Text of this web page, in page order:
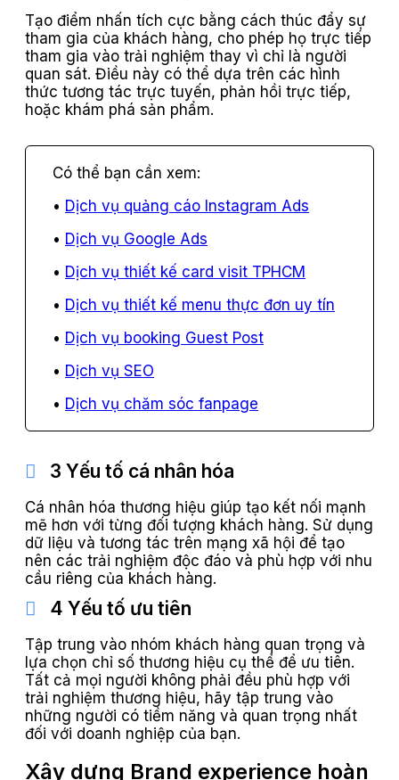
Tạo điểm nhấn tích cực bằng cách thúc đẩy sự
tham gia của khách hàng, cho phép họ trực tiếp
tham gia vào trải nghiệm thay vì chỉ là người
quan sát. Điều này có thể dựa trên các hình
thức tương tác trực tuyến, phản hồi trực tiếp,
hoặc khám phá sản phẩm.
Dịch vụ quảng cáo Instagram Ads
Dịch vụ Google Ads
Dịch vụ thiết kế card visit TPHCM
Dịch vụ thiết kế menu thực đơn uy tín
Dịch vụ booking Guest Post
Dịch vụ SEO
Dịch vụ chăm sóc fanpage
3 Yếu tố cá nhân hóa
Cá nhân hóa thương hiệu giúp tạo kết nối mạnh
mẽ hơn với từng đối tượng khách hàng. Sử dụng
dữ liệu và tương tác trên mạng xã hội để tạo
nên các trải nghiệm độc đáo và phù hợp với nhu
cầu riêng của khách hàng.
4 Yếu tố ưu tiên
Tập trung vào nhóm khách hàng quan trọng và
lựa chọn chỉ số thương hiệu cụ thể để ưu tiên.
Tất cả mọi người không phải đều phù hợp với
trải nghiệm thương hiệu, hãy tập trung vào
những người có tiềm năng và quan trọng nhất
đối với doanh nghiệp của bạn.
Xây dựng Brand experience hoàn